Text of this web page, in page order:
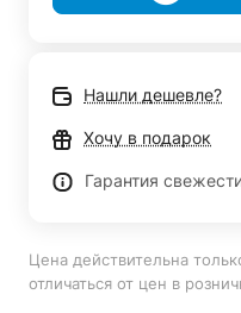
Нашли дешевле?
Хочу в подарок
Гарантия
Цена действительна
отличаться от цен в